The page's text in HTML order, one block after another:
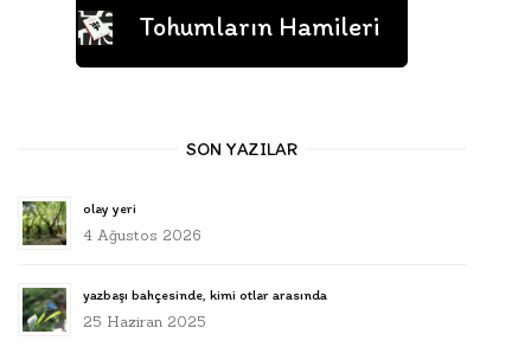
Tohumların Hamileri
SON YAZILAR
olay yeri
4 Ağustos 2026
yazbaşı bahçesinde, kimi otlar arasında
25 Haziran 2025